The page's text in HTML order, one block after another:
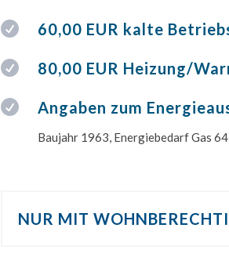
 60,00 EUR kalte
 80,00 EUR Heizung/
 Angaben zum
Baujahr 1963, Energiebedarf Gas 64
NUR MIT